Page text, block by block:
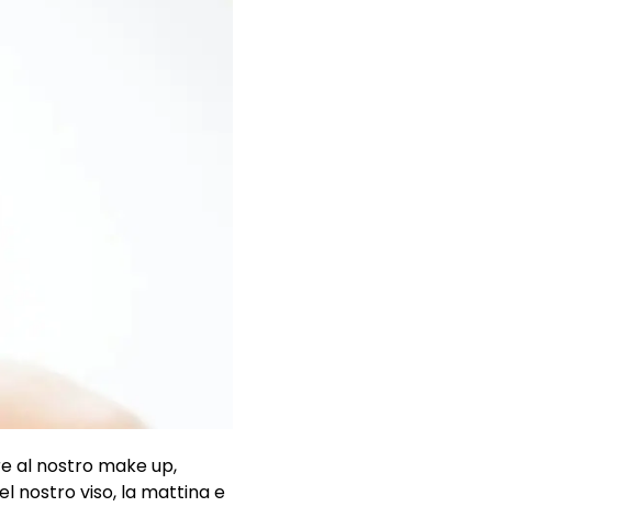
al nostro make up,
nostro viso, la mattina e